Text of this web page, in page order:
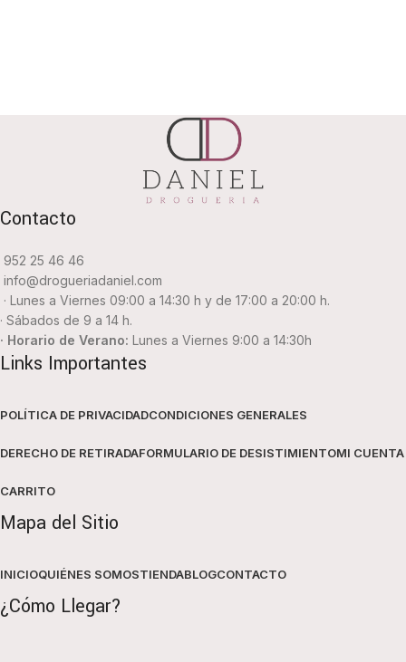
Contacto
952 25 46 46
info@drogueriadaniel.com
· Lunes a Viernes 09:00 a 14:30 h y de 17:00 a 20:00 h.
· Sábados de 9 a 14 h.
· Horario de Verano: Lunes a Viernes 9:00 a 14:30h
Links Importantes
POLÍTICA DE PRIVACIDADCONDICIONES GENERALES
DERECHO DE RETIRADAFORMULARIO DE DESISTIMIENTOMI CUENTA
CARRITO
Mapa del Sitio
INICIOQUIÉNES SOMOSTIENDABLOGCONTACTO
¿Cómo Llegar?